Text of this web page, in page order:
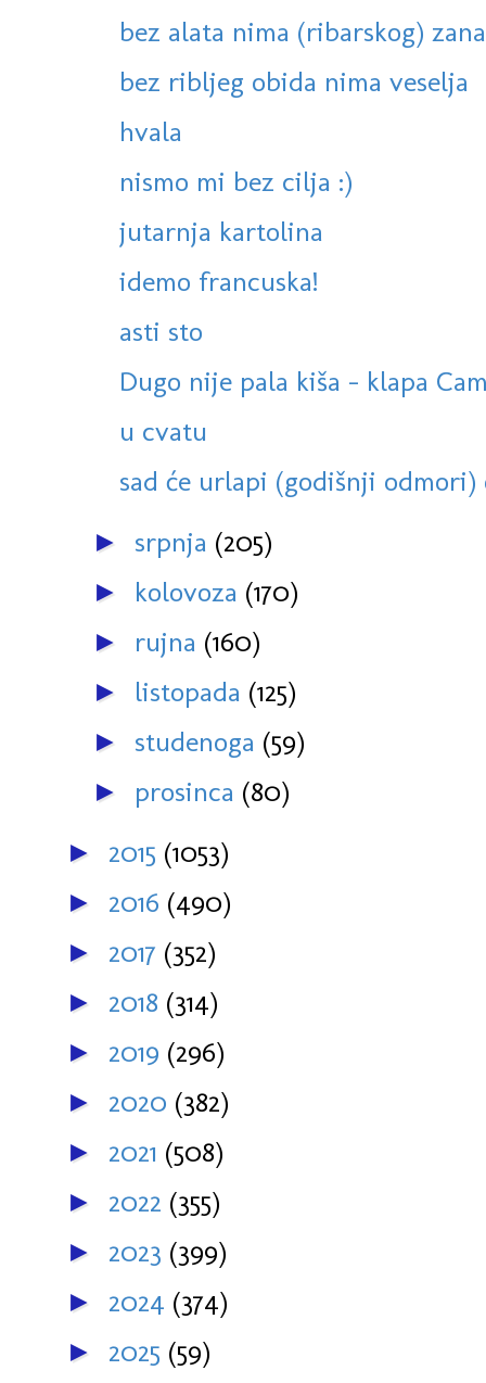
bez alata nima (ribarskog)
bez ribljeg obida nima veselja
hvala
nismo mi bez cilja :)
jutarnja kartolina
idemo francuska!
asti sto
Dugo nije pala kiša - klapa
u cvatu
sad će urlapi (godišnji odmori)
► srpnja (205)
► kolovoza (170)
► rujna (160)
► listopada (125)
► studenoga (59)
► prosinca (80)
► 2015 (1053)
► 2016 (490)
► 2017 (352)
► 2018 (314)
► 2019 (296)
► 2020 (382)
► 2021 (508)
► 2022 (355)
► 2023 (399)
► 2024 (374)
► 2025 (59)